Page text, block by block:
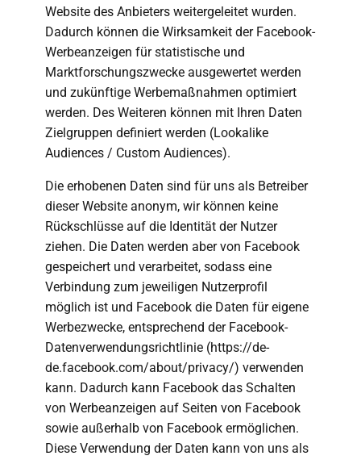
Website des Anbieters weitergeleitet wurden.
Dadurch können die Wirksamkeit der Facebook-
Werbeanzeigen für statistische und
Marktforschungszwecke ausgewertet werden
und zukünftige Werbemaßnahmen optimiert
werden. Des Weiteren können mit Ihren Daten
Zielgruppen definiert werden (Lookalike
Audiences / Custom Audiences).
Die erhobenen Daten sind für uns als Betreiber
dieser Website anonym, wir können keine
Rückschlüsse auf die Identität der Nutzer
ziehen. Die Daten werden aber von Facebook
gespeichert und verarbeitet, sodass eine
Verbindung zum jeweiligen Nutzerprofil
möglich ist und Facebook die Daten für eigene
Werbezwecke, entsprechend der Facebook-
Datenverwendungsrichtlinie (https://de-
de.facebook.com/about/privacy/) verwenden
kann. Dadurch kann Facebook das Schalten
von Werbeanzeigen auf Seiten von Facebook
sowie außerhalb von Facebook ermöglichen.
Diese Verwendung der Daten kann von uns als